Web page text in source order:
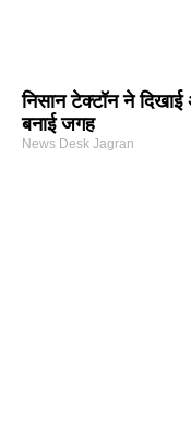
निसान टेक्टॉन ने
बनाई जगह
News Desk Jagran